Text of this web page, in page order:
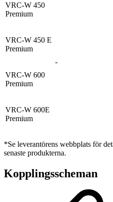
VRC-W 450
Premium
-
VRC-W 450 E
Premium
VRC-W 600
Premium
VRC-W 600E
Premium
*Se leverantörens webbplats för
senaste produkterna.
Kopplingsscheman